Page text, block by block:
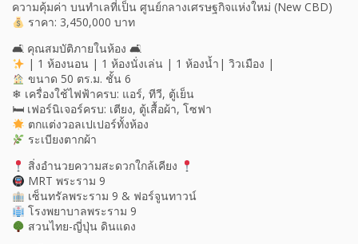
ความคุ้มค่า บนทำเลที่เป็น ศูนย์กลางเศรษฐกิจแห่งใหม่ (New CBD)
ราคา: 3,450,000 บาท
🛋 คุณสมบัติภายในห้อง 🛋
| 1 ห้องนอน | 1 ห้องนั่งเล่น | 1 ห้องน้ำ| วิวเมือง |
ขนาด 50 ตร.ม. ชั้น 6
❄ เครื่องใช้ไฟฟ้าครบ: แอร์, ทีวี, ตู้เย็น
🛏 เฟอร์นิเจอร์ครบ: เตียง, ตู้เสื้อผ้า, โซฟา
ตกแต่งวอลเปเปอร์ทั้งห้อง
ระเบียงตากผ้า
สิ่งอำนวยความสะดวกใกล้เคียง
MRT พระราม 9
เซ็นทรัลพระราม 9 & ฟอร์จูนทาวน์
โรงพยาบาลพระราม 9
สวนไทย-ญี่ปุ่น ดินแดง